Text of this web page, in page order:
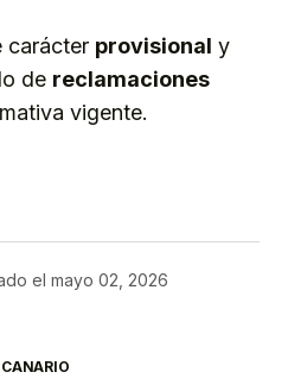
carácter provisional y
de reclamaciones
vigente.
el mayo 02, 2026